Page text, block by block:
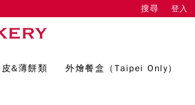
搜尋 登入
&薄餅類 外燴餐盒（Taipei Only）